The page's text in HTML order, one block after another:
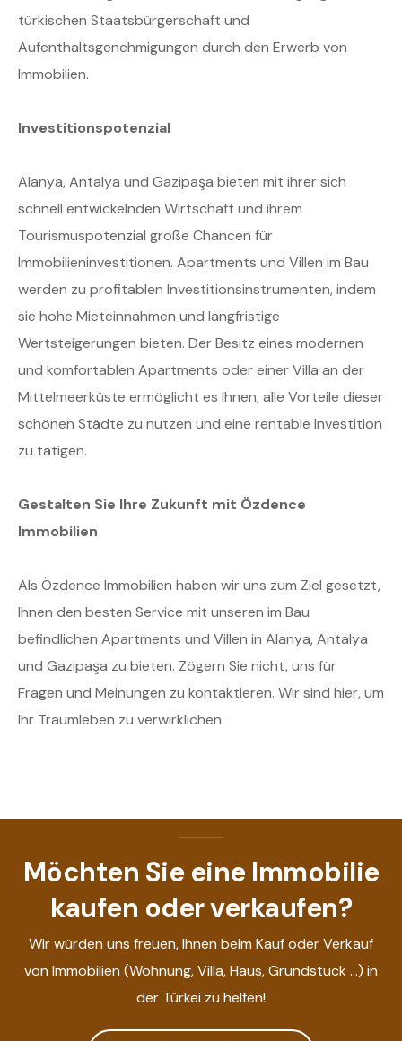
türkischen Staatsbürgerschaft und
Aufenthaltsgenehmigungen durch den Erwerb von
Immobilien.
Investitionspotenzial
Alanya, Antalya und Gazipaşa bieten mit ihrer sich
schnell entwickelnden Wirtschaft und ihrem
Tourismuspotenzial große Chancen für
Immobilieninvestitionen. Apartments und Villen im Bau
werden zu profitablen Investitionsinstrumenten, indem
sie hohe Mieteinnahmen und langfristige
Wertsteigerungen bieten. Der Besitz eines modernen
und komfortablen Apartments oder einer Villa an der
Mittelmeerküste ermöglicht es Ihnen, alle Vorteile dieser
schönen Städte zu nutzen und eine rentable Investition
zu tätigen.
Gestalten Sie Ihre Zukunft mit Özdence
Immobilien
Als Özdence Immobilien haben wir uns zum Ziel gesetzt,
Ihnen den besten Service mit unseren im Bau
befindlichen Apartments und Villen in Alanya, Antalya
und Gazipaşa zu bieten. Zögern Sie nicht, uns für
Fragen und Meinungen zu kontaktieren. Wir sind hier, um
Ihr Traumleben zu verwirklichen.
Möchten Sie eine Immobilie
kaufen oder verkaufen?
Wir würden uns freuen, Ihnen beim Kauf oder Verkauf
von Immobilien (Wohnung, Villa, Haus, Grundstück ...) in
der Türkei zu helfen!